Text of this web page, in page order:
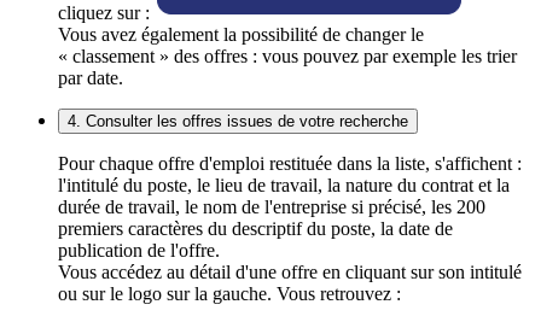
cliquez sur :
Vous avez également la possibilité de changer le
« classement » des offres : vous pouvez par exemple les trier
par date.
4. Consulter les offres issues de votre recherche
Pour chaque offre d'emploi restituée dans la liste, s'affichent :
l'intitulé du poste, le lieu de travail, la nature du contrat et la
durée de travail, le nom de l'entreprise si précisé, les 200
premiers caractères du descriptif du poste, la date de
publication de l'offre.
Vous accédez au détail d'une offre en cliquant sur son intitulé
ou sur le logo sur la gauche. Vous retrouvez :